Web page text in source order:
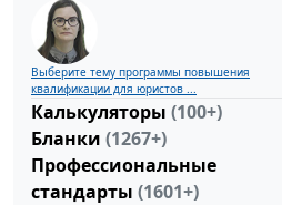
Выберите тему программы повышения
квалификации для юристов ...
Калькуляторы (100+)
Бланки (1267+)
Профессиональные
стандарты (1601+)